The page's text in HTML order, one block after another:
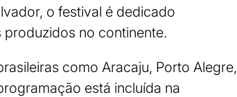
o festival é dedicado
no continente.
como Aracaju, Porto Alegre,
está incluída na